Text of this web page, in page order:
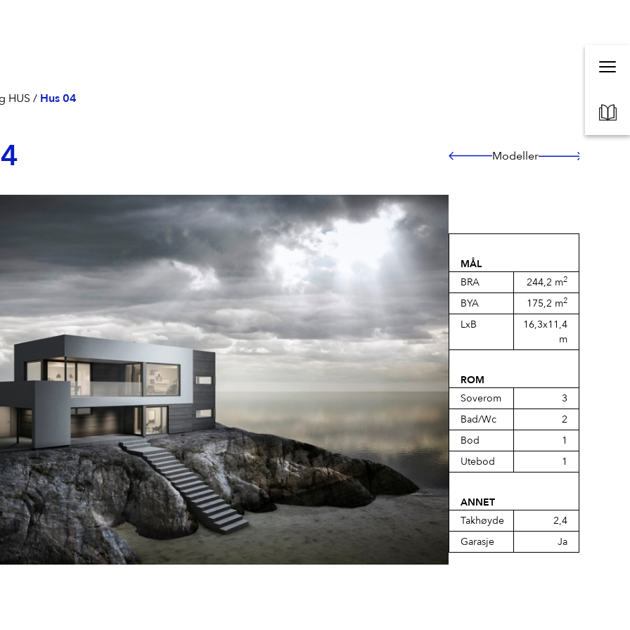
HUS / Hus 04
Modeller
MÅL
BRA
244,2 m2
BYA 175,2 m2
LxB
16,3x11,4
m
ROM
Soverom
3
Bad/Wc
2
Bod
1
Utebod
1
ANNET
Takhøyde
2,4
Garasje
Ja